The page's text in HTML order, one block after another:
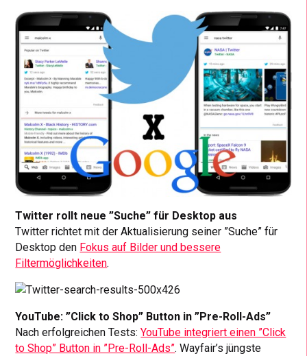
Twitter rollt neue ”Suche” für Desktop aus
Twitter richtet mit der Aktualisierung seiner ”Suche” für
Desktop den Fokus auf Bilder und bessere
Filtermöglichkeiten.
YouTube: ”Click to Shop” Button in ”Pre-Roll-Ads”
Nach erfolgreichen Tests:YouTube integriert einen ”Click
to Shop” Button in ”Pre-Roll-Ads”. Wayfair’s jüngste